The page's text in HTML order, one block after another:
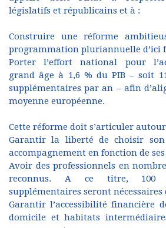
législatifs et républicains et à :
Construire une réforme
programmation pluriannuelle d’ici
Porter l’effort national pour
grand âge à 1,6 % du PIB – soit
supplémentaires par an – afin
moyenne européenne.
Cette réforme doit s’articuler
Garantir la liberté de choisir
accompagnement en fonction de ses
Avoir des professionnels en
reconnus. A ce titre, 100
supplémentaires seront nécessaires
Garantir l’accessibilité financière
domicile et habitats